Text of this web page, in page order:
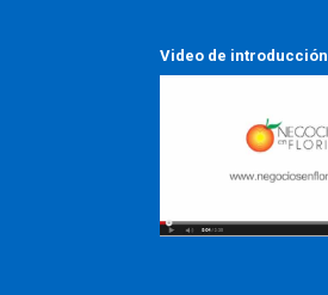
Video de introducción